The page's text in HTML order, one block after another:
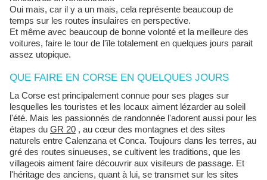
Oui mais, car il y a un mais, cela représente beaucoup de
temps sur les routes insulaires en perspective.
Et même avec beaucoup de bonne volonté et la meilleure des
voitures, faire le tour de l'île totalement en quelques jours parait
assez utopique.
QUE FAIRE EN CORSE EN QUELQUES JOURS
La Corse est principalement connue pour ses plages sur
lesquelles les touristes et les locaux aiment lézarder au soleil
l'été. Mais les passionnés de randonnée l'adorent aussi pour les
étapes du GR 20 , au cœur des montagnes et des sites
naturels entre Calenzana et Conca. Toujours dans les terres, au
gré des routes sinueuses, se cultivent les traditions, que les
villageois aiment faire découvrir aux visiteurs de passage. Et
l'héritage des anciens, quant à lui, se transmet sur les sites